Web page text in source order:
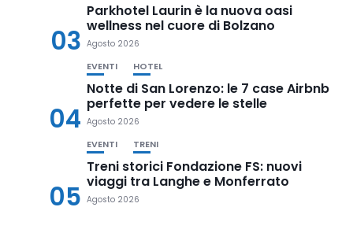
03
Parkhotel Laurin è la nuova oasi
wellness nel cuore di Bolzano
Agosto 2026
04
EVENTI HOTEL
Notte di San Lorenzo: le 7 case Airbnb
perfette per vedere le stelle
Agosto 2026
05
EVENTI TRENI
Treni storici Fondazione FS: nuovi
viaggi tra Langhe e Monferrato
Agosto 2026